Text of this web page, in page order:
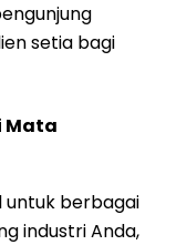
setia bagi
Mata
untuk berbagai
industri Anda,